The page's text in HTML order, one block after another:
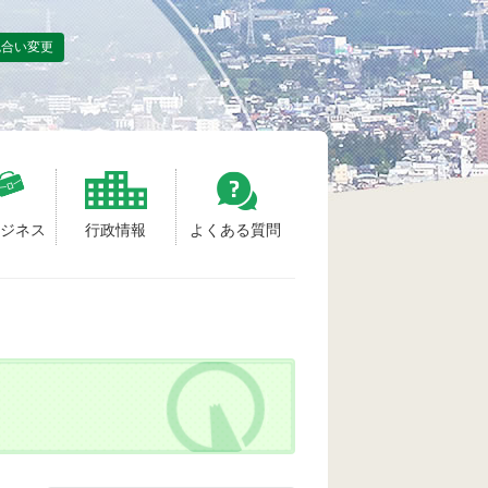
ネス 行政情報 よくある質問
い変更